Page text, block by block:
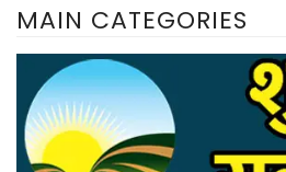
MAIN CATEGORIES